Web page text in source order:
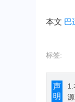
本文 巴
标签:
声
明